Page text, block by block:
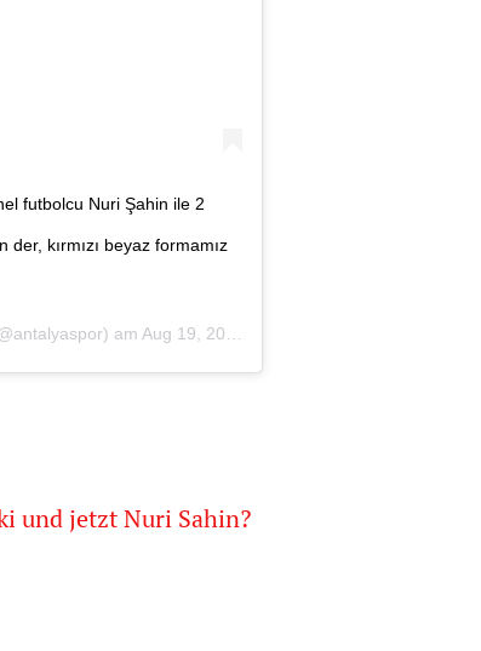
futbolcu Nuri Şahin ile 2
der, kırmızı beyaz formamız
am Aug 19, 2020 um 8:03 PDT
und jetzt Nuri Sahin?